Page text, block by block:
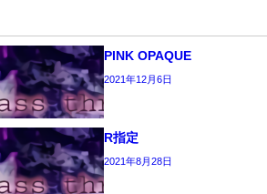
PINK OPAQUE
2021年12月6日
R指定
2021年8月28日